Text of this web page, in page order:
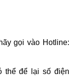
gọi vào Hotline:
thể để lại số điện